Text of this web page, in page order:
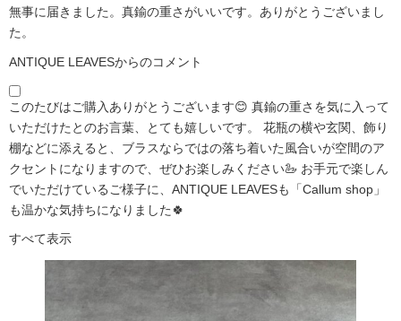
無事に届きました。真鍮の重さがいいです。ありがとうございまし
た。
ANTIQUE LEAVESからのコメント
このたびはご購入ありがとうございます😊 真鍮の重さを気に入って
いただけたとのお言葉、とても嬉しいです。 花瓶の横や玄関、飾り
棚などに添えると、ブラスならではの落ち着いた風合いが空間のア
クセントになりますので、ぜひお楽しみください🦢 お手元で楽しん
でいただけているご様子に、ANTIQUE LEAVESも「Callum shop」
も温かな気持ちになりました🍀
すべて表示